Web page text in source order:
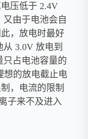
压低于 2.4V
又由于电池会自
，放电时最好
3.0V 放电到
只占电池容量的
想的放电截止电
，电流的限制
子来不及进入